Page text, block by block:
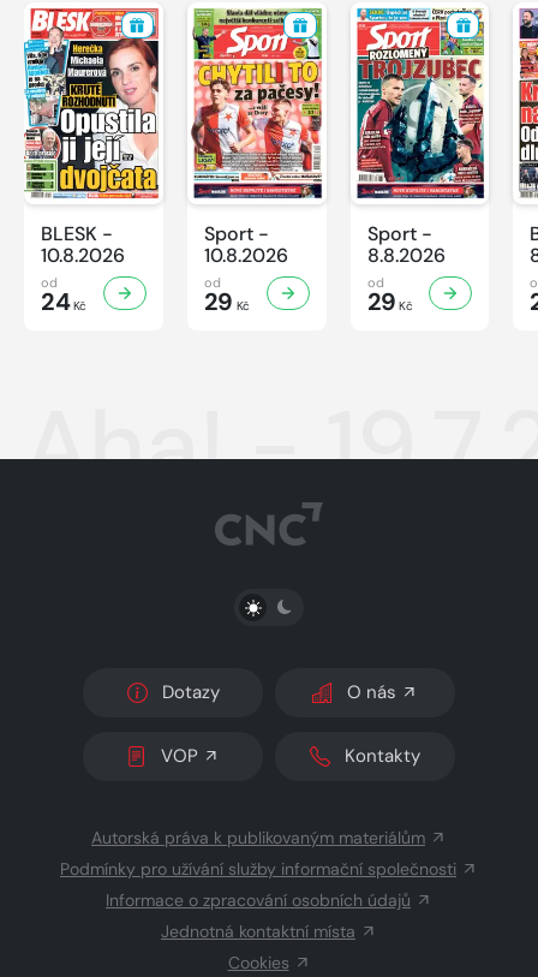
BLESK -
10.8.2026
od
24Kč
Sport -
10.8.2026
od
29 Kč
Sport -
8.8.2026
od
29 Kč
Aha! -
PŘEPNOUT SVĚTLÝ/TMAVÝ REŽIM
Dotazy O nás
VOP Kontakty
Autorská práva k publikovaným materiálům
Podmínky pro užívání služby informační společnosti
Informace o zpracování osobních údajů
Jednotná kontaktní místa
Cookies